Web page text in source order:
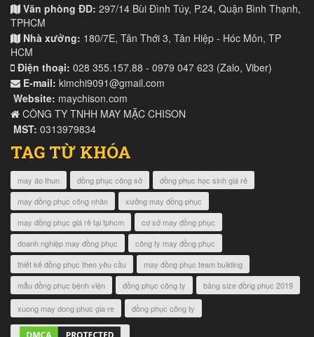
Văn phòng ĐD: 297/14 Bùi Đình Túy, P.24, Quận Bình Thạnh,
TPHCM
Nhà xưởng: 180/7E, Tân Thới 3, Tân Hiệp - Hóc Môn, TP
HCM
Điện thoại: 028 355.157.88 - 0979 047 623 (Zalo, Viber)
E-mail: kimchi9091@gmail.com
Website: maychison.com
CÔNG TY TNHH MAY MẶC CHISON
MST: 0313979834
TAG TỪ KHÓA
may áo thun đồng phục công sở
đồng phục học sinh giá rẻ
may đồng phục công nhân
xưởng may đồng phục
may đồng phục giá rẻ tại tphcm
cơ sở may đồng phục
doanh nghiệp may đồng phục
công ty may đồng phục
thiết kế đồng phục theo yêu cầu
may đồng phục team building
mẫu đồng phục bệnh viện
đồng phục công ty bảng size đồng phục 2019
xuong may dong phuc gia re đồng phục công ty